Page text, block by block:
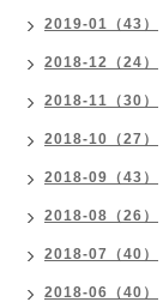
2019-01（43）
2018-12（24）
2018-11（30）
2018-10（27）
2018-09（43）
2018-08（26）
2018-07（40）
2018-06（40）